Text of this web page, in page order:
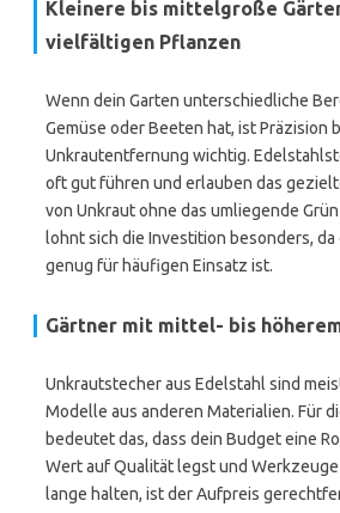
Kleinere bis mittelgroße
vielfältigen Pflanzen
Wenn dein Garten unterschiedliche
Gemüse oder Beeten hat, ist Präzision
Unkrautentfernung wichtig.
oft gut führen und erlauben das
von Unkraut ohne das umliegende
lohnt sich die Investition besonders,
genug für häufigen Einsatz ist.
Gärtner mit mittel- bis
Unkrautstecher aus Edelstahl sind
Modelle aus anderen Materialien. Für
bedeutet das, dass dein Budget eine
Wert auf Qualität legst und
lange halten, ist der Aufpreis